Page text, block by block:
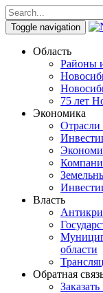
Toggle navigation
Область
Районы
75 лет
Экономика
Отрасли
Власть
области
Обратная